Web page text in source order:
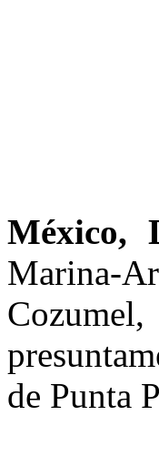
México,
Marina-
de Punta